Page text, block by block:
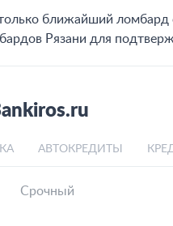
ближайший
Рязани для
АВТОКРЕДИТЫ
Срочный